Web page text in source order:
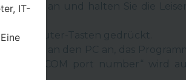
Kabel an und halten Sie die Leiser-
und Lauter-Tasten gedrückt.
Telefon an den PC an, das Programm
IT-